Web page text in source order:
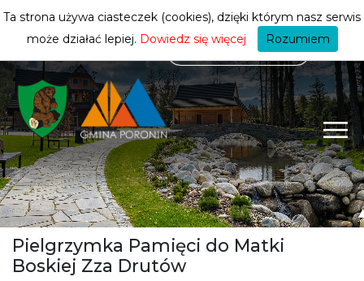
mieszkańca
Pielgrzymka Pamięci do Matki
Boskiej Zza Drutów
Ta strona używa ciasteczek (cookies), dzięki którym nasz serwis
może działać lepiej. Dowiedz się więcej Rozumiem